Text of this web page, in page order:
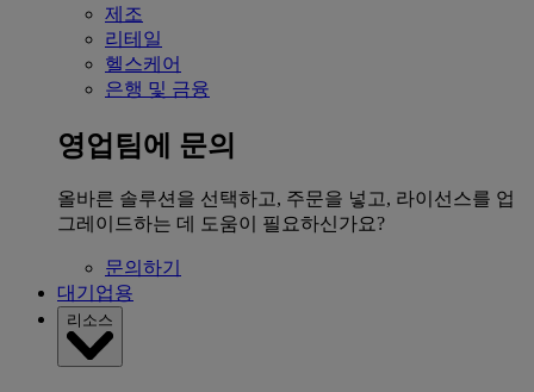
제조
리테일
헬스케어
은행 및 금융
영업팀에 문의
올바른 솔루션을 선택하고, 주문을 넣고, 라이선스를 업
그레이드하는 데 도움이 필요하신가요?
문의하기
대기업용
리소스